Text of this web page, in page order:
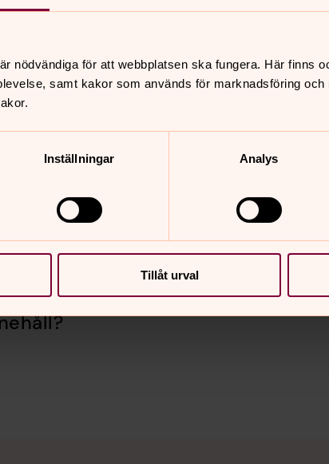
nödvändiga för att webbplatsen ska fungera. Här finns
samt kakor som används för marknadsföring
Inställningar Analys
Tillåt urval
församling, Karlstads